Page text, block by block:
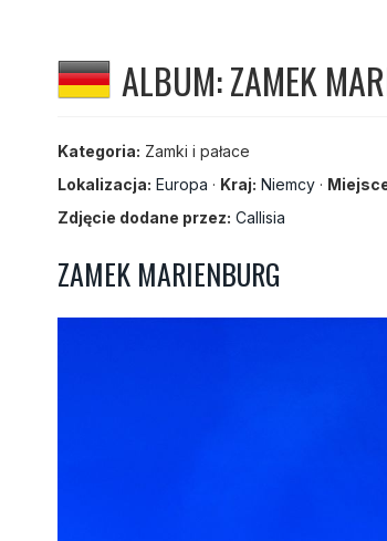
ALBUM: ZAMEK
Kategoria: Zamki i pałace
Lokalizacja: Europa · Kraj: Niemcy ·
Zdjęcie dodane przez: Callisia
ZAMEK MARIENBURG